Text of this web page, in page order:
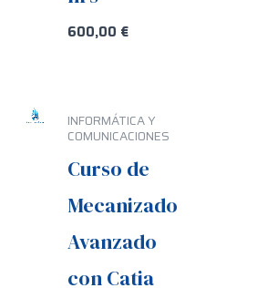
600,00 €
INFORMÁTICA Y
COMUNICACIONES
Curso de
Mecanizado
Avanzado
con Catia